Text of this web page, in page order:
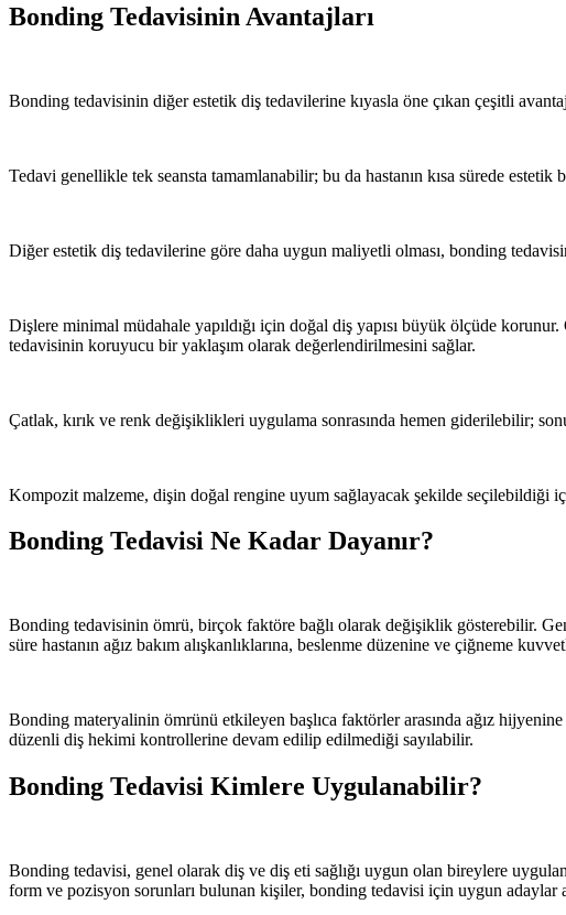
Bonding Tedavisinin Avantajları
Bonding tedavisinin diğer estetik diş tedavilerine kıyasla öne çıkan çeşitli
Tedavi genellikle tek seansta tamamlanabilir; bu da hastanın kısa sürede
Diğer estetik diş tedavilerine göre daha uygun maliyetli olması, bonding
Dişlere minimal müdahale yapıldığı için doğal diş yapısı büyük ölçüde
tedavisinin koruyucu bir yaklaşım olarak değerlendirilmesini sağlar.
Çatlak, kırık ve renk değişiklikleri uygulama sonrasında hemen giderilebilir;
Kompozit malzeme, dişin doğal rengine uyum sağlayacak şekilde seçilebildiği
Bonding Tedavisi Ne Kadar Dayanır?
Bonding tedavisinin ömrü, birçok faktöre bağlı olarak değişiklik gösterebilir.
süre hastanın ağız bakım alışkanlıklarına, beslenme düzenine ve çiğneme
Bonding materyalinin ömrünü etkileyen başlıca faktörler arasında ağız hijyenine
düzenli diş hekimi kontrollerine devam edilip edilmediği sayılabilir.
Bonding Tedavisi Kimlere Uygulanabilir?
Bonding tedavisi, genel olarak diş ve diş eti sağlığı uygun olan bireylere
form ve pozisyon sorunları bulunan kişiler, bonding tedavisi için uygun adaylar